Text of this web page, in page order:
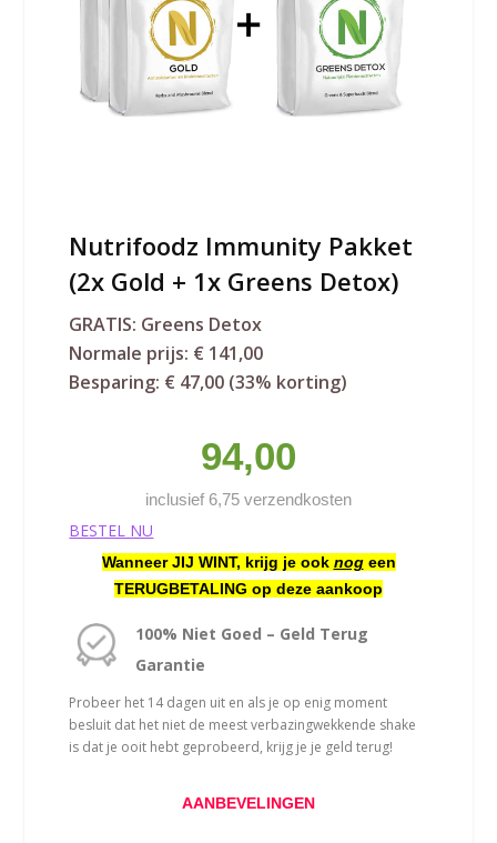
Nutrifoodz Immunity Pakket
(2x Gold + 1x Greens Detox)
GRATIS: Greens Detox
Normale prijs: € 141,00
Besparing: € 47,00 (33% korting)
94,00
inclusief 6,75 verzendkosten
BESTEL NU
Wanneer JIJ WINT, krijg je ook nogeen
TERUGBETALING op deze aankoop
100% Niet Goed – Geld Terug
Garantie
Probeer het 14 dagen uit en als je op enig moment
besluit dat het niet de meest verbazingwekkende shake
is dat je ooit hebt geprobeerd, krijg je je geld terug!
AANBEVELINGEN